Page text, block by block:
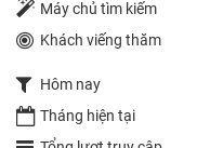
Máy chủ tìm kiếm
Khách viếng thăm
Hôm nay
Tháng hiện tại